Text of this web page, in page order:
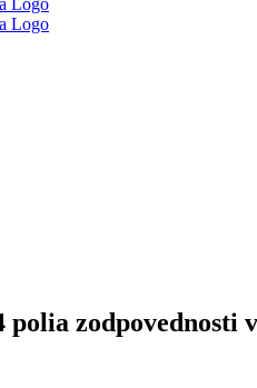
zodpovednosti